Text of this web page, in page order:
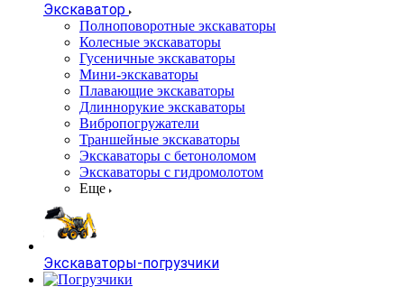
Экскаватор
Полноповоротные экскаваторы
Колесные экскаваторы
Гусеничные экскаваторы
Мини-экскаваторы
Плавающие экскаваторы
Длиннорукие экскаваторы
Вибропогружатели
Траншейные экскаваторы
Экскаваторы с бетоноломом
Экскаваторы с гидромолотом
Еще
Экскаваторы-погрузчики